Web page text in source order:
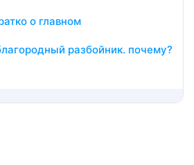
о главном
разбойник. почему?